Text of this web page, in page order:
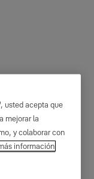
usted acepta que
mejorar la
y colaborar con
información